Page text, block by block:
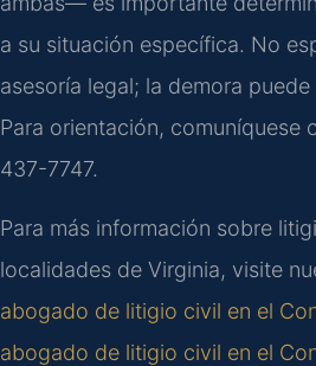
a su situación específica. No
asesoría legal; la demora
Para orientación, comuníquese
437-7747.
Para más información sobre
localidades de Virginia, visite
abogado de litigio civil en el
abogado de litigio civil en el